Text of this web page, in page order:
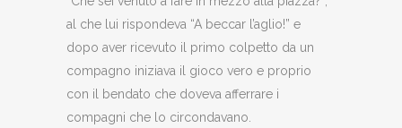
al che lui rispondeva “A beccar l’aglio!” e
dopo aver ricevuto il primo colpetto da un
compagno iniziava il gioco vero e proprio
con il bendato che doveva afferrare i
compagni che lo circondavano.